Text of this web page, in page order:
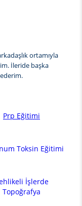
ortamıyla
İleride başka
Prp Eğitimi
Toksin Eğitimi
İşlerde
Topoğrafya